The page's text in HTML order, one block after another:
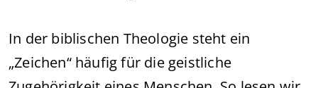
In der biblischen Theologie steht ein
„Zeichen“ häufig für die geistliche